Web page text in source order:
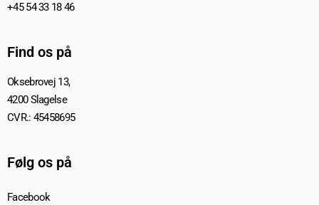
+45 54 33 18 46
Find os på
Oksebrovej 13,
4200 Slagelse
CVR.: 45458695
Følg os på
Facebook